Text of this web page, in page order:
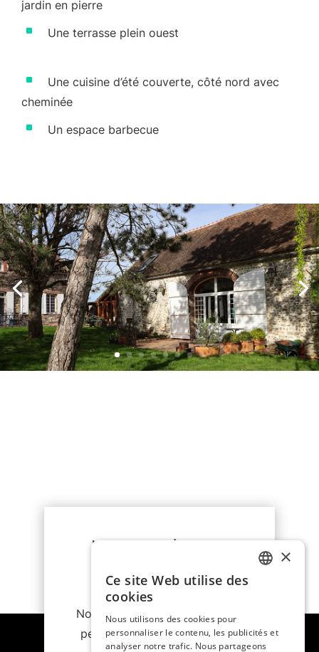
jardin en pierre
^ Une terrasse plein ouest
^
Une cuisine d’été couverte, côté nord avec
cheminée
^ Un espace barbecue
Vous souhaitez
réserver ?
Nous vous proposons un devis
personnalisable adapté à vos
×
Ce site Web utilise des
cookies
Nous utilisons des cookies pour
personnaliser le contenu, les publicités et
analyser notre trafic. Nous partageons